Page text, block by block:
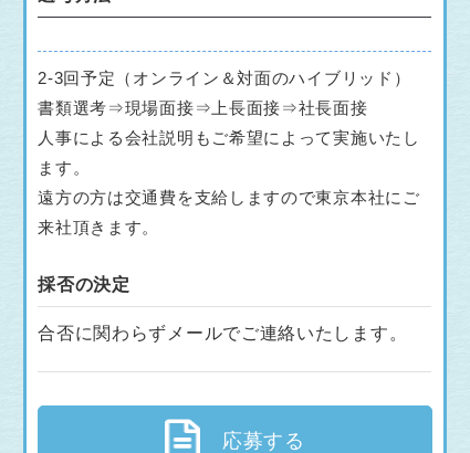
2-3回予定（オンライン＆対面のハイブリッド）
書類選考⇒現場面接⇒上長面接⇒社長面接
人事による会社説明もご希望によって実施いたし
ます。
遠方の方は交通費を支給しますので東京本社にご
来社頂きます。
採否の決定
合否に関わらずメールでご連絡いたします。
応募する